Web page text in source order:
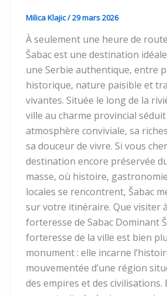
Milica Klajic/29 mars 2026
À seulement une heure de
Šabac est une destination
une Serbie authentique, entre
historique, nature paisible et
vivantes. Située le long de la
ville au charme provincial
atmosphère conviviale, sa
sa douceur de vivre. Si vous
destination encore préservée
masse, où histoire,
locales se rencontrent, Šabac
sur votre itinéraire. Que visiter à
forteresse de Sabac Dominant
forteresse de la ville est bien
monument : elle incarne
mouvementée d’une région
des empires et des civilisations.